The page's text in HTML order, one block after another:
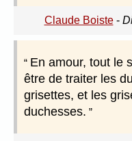
Claude Boiste-
En amour, tout le
être de traiter les
grisettes, et les
duchesses.